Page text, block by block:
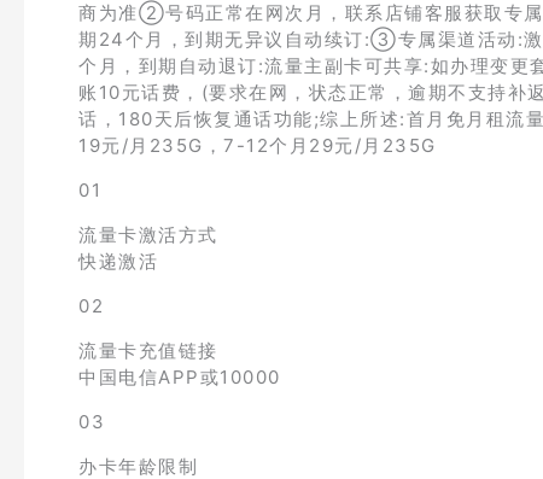
商为准②号码正常在网次月，联系店铺客服获取专
期24个月，到期无异议自动续订:③专属渠道活动:
个月，到期自动退订:流量主副卡可共享:如办理变
账10元话费，(要求在网，状态正常，逾期不支持补
话，180天后恢复通话功能;综上所述:首月免月租流
19元/月235G，7-12个月29元/月235G
01
流量卡激活方式
快递激活
02
流量卡充值链接
中国电信APP或10000
03
办卡年龄限制